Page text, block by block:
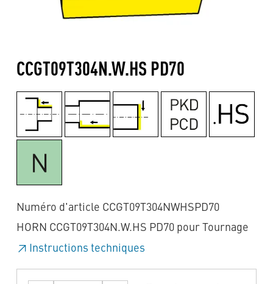
CCGT09T304N.W.HS PD70
Numéro d'article CCGT09T304NWHSPD70
HORN CCGT09T304N.W.HS PD70 pour Tournage
Instructions techniques